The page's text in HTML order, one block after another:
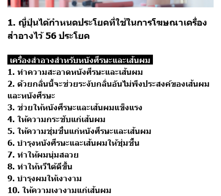
1. ญี่ปุ่นได้กำหนดประโยคที่ใช้ในการโฆษณาเครื่อง
สำอางไว้ 56 ประโยค
เครื่องสำอางสำหรับหนังศีรษะและเส้นผม
1. ทำความสะอาดหนังศีรษะและเส้นผม
2. ด้วยกลิ่นนี้จะช่วยระงับกลิ่นอันไม่พึงประสงค์ของเส้นผม
และหนังศีรษะ
3. ช่วยให้หนังศีรษะและเส้นผมแข็งแรง
4. ให้ความกระชับแก่เส้นผม
5. ให้ความชุ่มชื่นแก่หนังศีรษะและเส้นผม
6. บำรุงหนังศีรษะและเส้นผมให้ชุ่มชื้น
7. ทำให้ผมนุ่มสลวย
8. ทำให้หวีได้ดีขึ้น
9. บำรุงผมให้เงางาม
10. ให้ความเงางามแก่เส้นผม